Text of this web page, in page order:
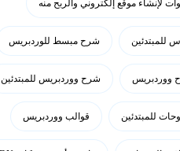
لإنشاء موقع إلكتروني والربح منه
للمبتدئين شرح مبسط للوردبريس
ووردبريس شرح ووردبريس للمبتدئين
للمبتدئين قوالب ووردبريس